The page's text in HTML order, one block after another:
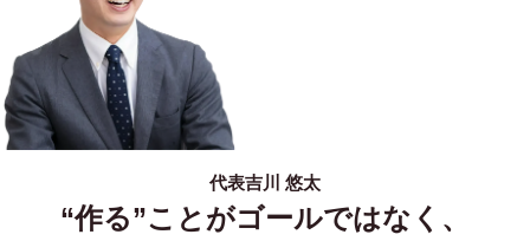
代表吉川 悠太
“作る”ことがゴールではなく、